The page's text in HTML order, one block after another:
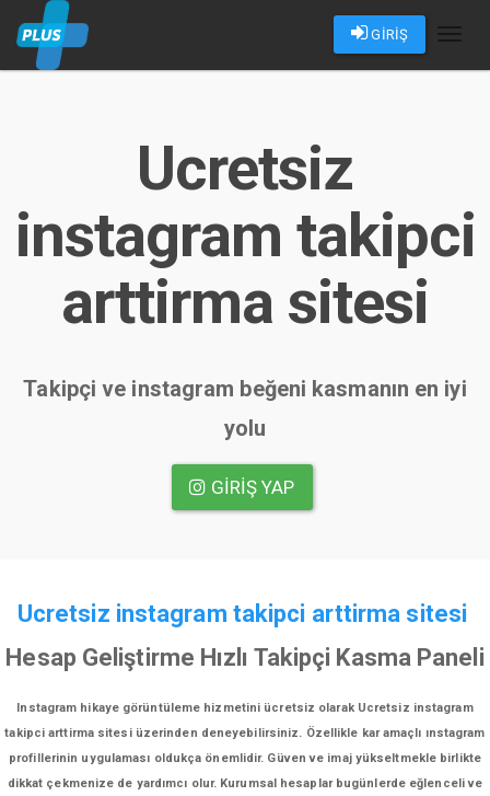
GİRİŞ
Ucretsiz
instagram takipci
arttirma sitesi
Takipçi ve instagram beğeni kasmanın en iyi
yolu
GIRIŞ YAP
Ucretsiz instagram takipci arttirma sitesi
Hesap Geliştirme Hızlı Takipçi Kasma Paneli
Instagram hikaye görüntüleme hizmetini ücretsiz olarak Ucretsiz instagram
takipci arttirma sitesi üzerinden deneyebilirsiniz. Özellikle kar amaçlı ınstagram
profillerinin uygulaması oldukça önemlidir. Güven ve imaj yükseltmekle birlikte
dikkat çekmenize de yardımcı olur. Kurumsal hesaplar bugünlerde eğlenceli ve